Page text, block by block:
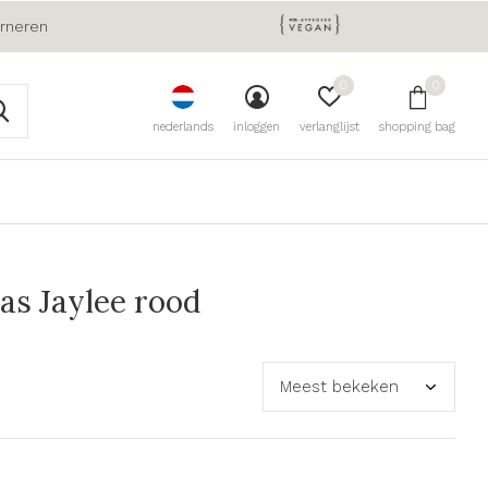
nederlands inloggen verlanglijst
0
shopping bag
0
Jaylee rood